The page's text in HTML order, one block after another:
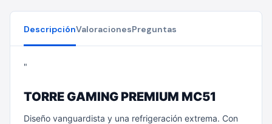
DescripciónValoracionesPreguntas
"
TORRE GAMING PREMIUM MC51
Diseño vanguardista y una refrigeración extrema. Con